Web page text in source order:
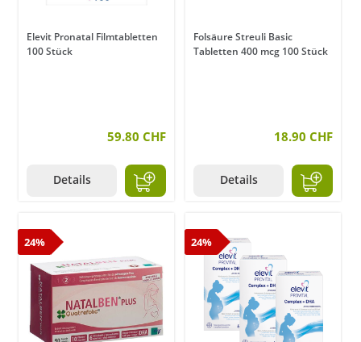
Elevit Pronatal Filmtabletten
100 Stück
59.80 CHF
Details
Folsäure Streuli Basic
Tabletten 400 mcg 100 Stück
18.90 CHF
Details
24% 24%